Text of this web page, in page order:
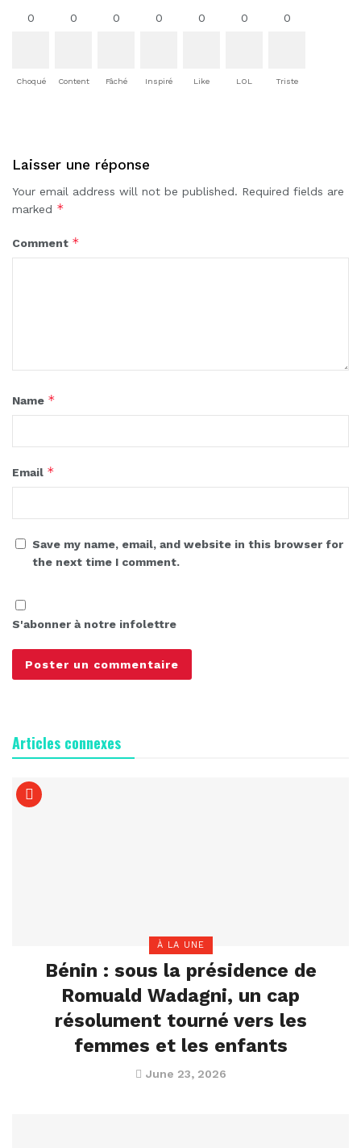
0
Choqué
0
Content
0
Fâché
0
Inspiré
0
Like
0
LOL
0
Triste
Laisser une réponse
Your email address will not be published. Required fields are
marked *
Comment *
Name *
Email *
Save my name, email, and website in this browser for
the next time I comment.
S'abonner à notre infolettre
Articles connexes
À LA UNE
Bénin : sous la présidence de
Romuald Wadagni, un cap
résolument tourné vers les
femmes et les enfants
June 23, 2026